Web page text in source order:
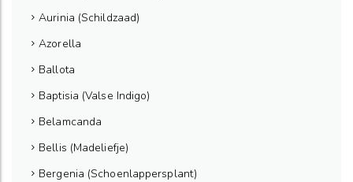
Aurinia (Schildzaad)
Azorella
Ballota
Baptisia (Valse Indigo)
Belamcanda
Bellis (Madeliefje)
Bergenia (Schoenlappersplant)